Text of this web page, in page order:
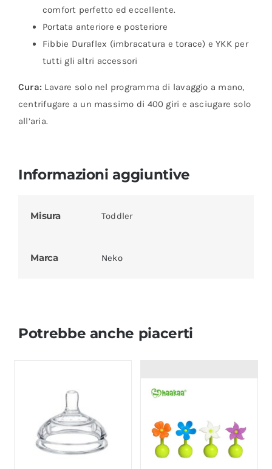
comfort perfetto ed eccellente.
Portata anteriore e posteriore
Fibbie Duraflex (imbracatura e torace) e YKK per
tutti gli altri accessori
Cura: Lavare solo nel programma di lavaggio a mano,
centrifugare a un massimo di 400 giri e asciugare solo
all’aria.
Informazioni aggiuntive
Misura Toddler
Marca Neko
Potrebbe anche piacerti